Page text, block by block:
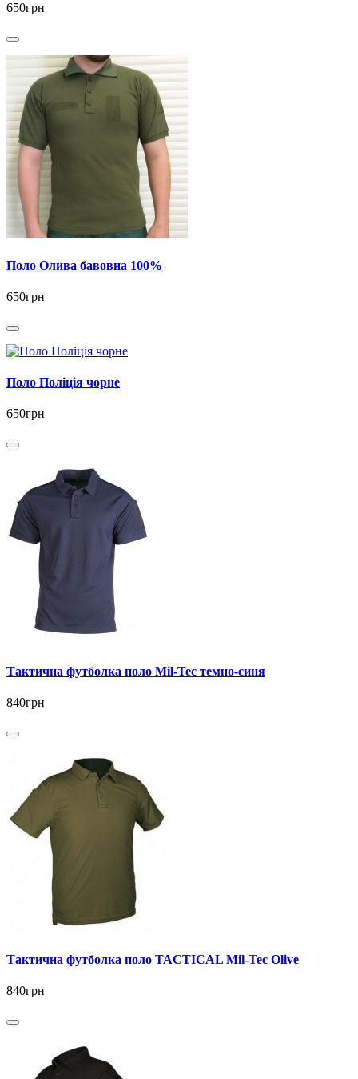
650грн
Поло Олива бавовна 100%
650грн
Поло Поліція чорне
650грн
Тактична футболка поло Mil-Tec темно-синя
840грн
Тактична футболка поло TACTICAL Mil-Tec Olive
840грн